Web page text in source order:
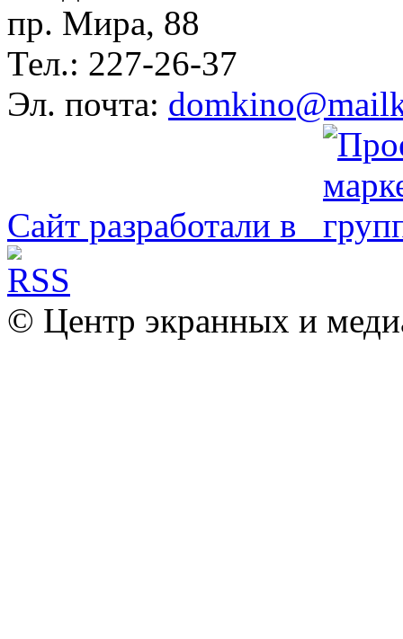
пр. Мира, 88
Тел.: 227-26-37
Эл. почта:
Сайт разработали в
© Центр экранных и